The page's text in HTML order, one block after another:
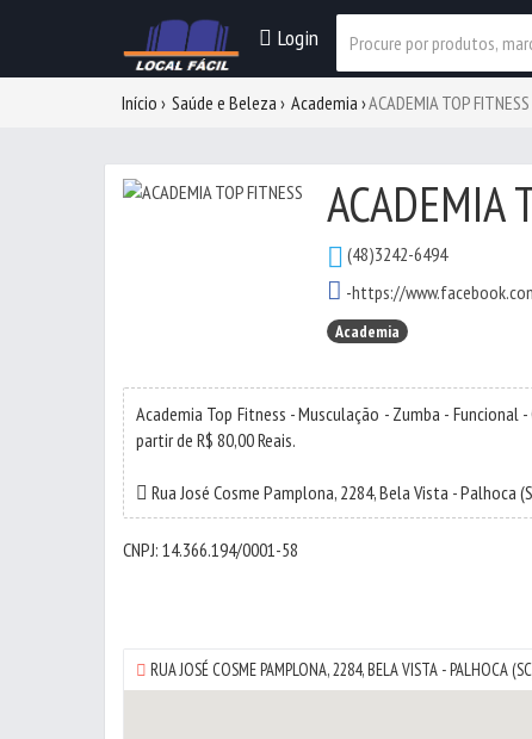
Login
Início Saúde e Beleza Academia ACADEMIA TOP FITNESS
ACADEMIA
(48)3242-6494
-https://
Academia
Academia Top Fitness - Musculação - Zumba - Funcional
partir de R$ 80,00 Reais.
Rua José Cosme Pamplona, 2284,Bela Vista -Palhoca
CNPJ: 14.366.194/0001-58
RUA JOSÉ COSME PAMPLONA, 2284,BELA VISTA -PALHOCA